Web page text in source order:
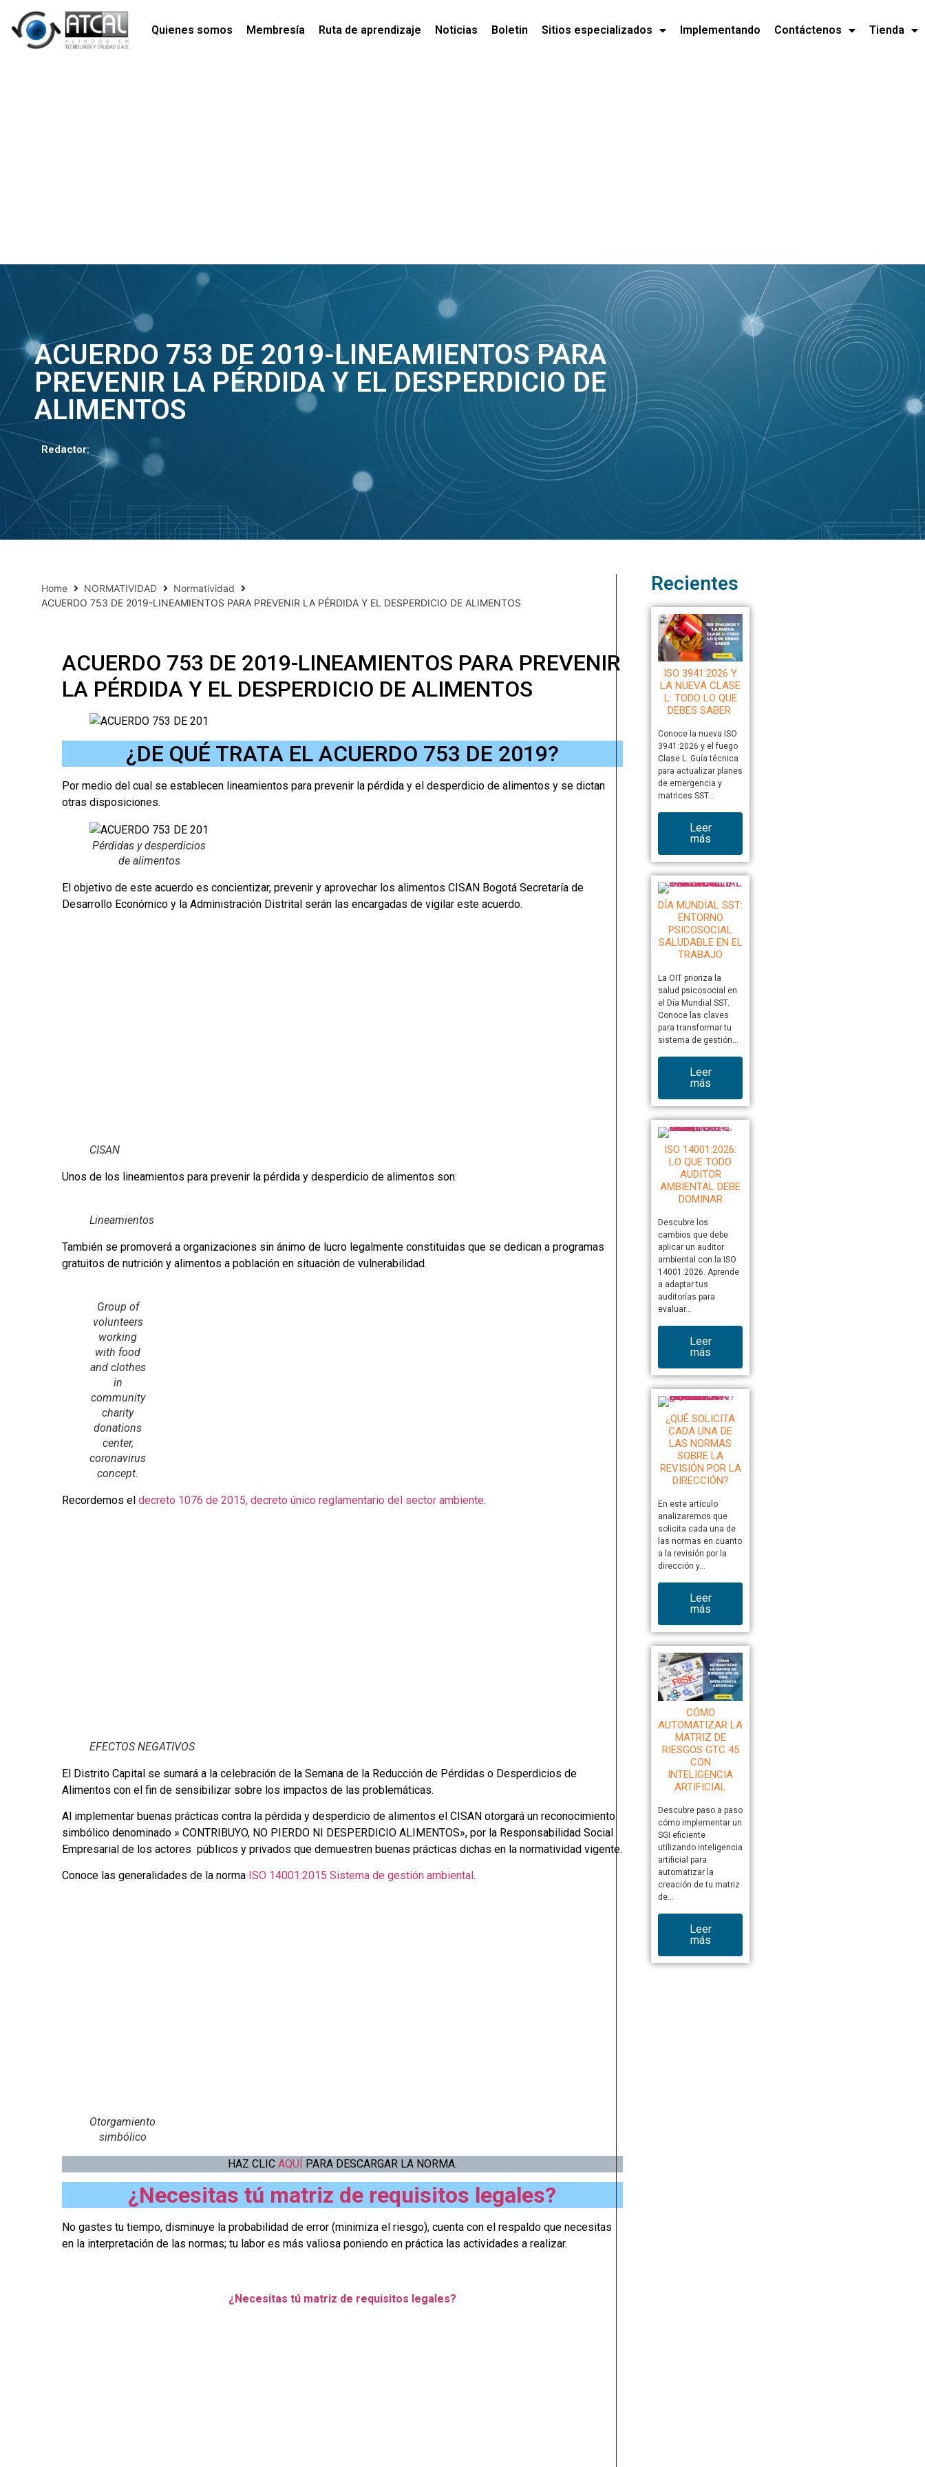
Quienes somos Membresía Ruta de aprendizaje Noticias Boletin Sitios especializados Implementando Contáctenos Tienda
ACUERDO 753 DE 2019-LINEAMIENTOS PARA
PREVENIR LA PÉRDIDA Y EL DESPERDICIO DE
ALIMENTOS
Redactor:
Home NORMATIVIDAD
Normatividad
ACUERDO 753 DE 2019-LINEAMIENTOS PARA PREVENIR LA PÉRDIDA Y EL DESPERDICIO DE ALIMENTOS
ACUERDO 753 DE 2019-LINEAMIENTOS PARA PREVENIR
LA PÉRDIDA Y EL DESPERDICIO DE ALIMENTOS
¿DE QUÉ TRATA EL ACUERDO 753 DE 2019?
Por medio del cual se establecen lineamientos para prevenir la pérdida y el desperdicio de alimentos y se dictan
otras disposiciones.
Pérdidas y desperdicios
de alimentos
El objetivo de este acuerdo es concientizar, prevenir y aprovechar los alimentos CISAN Bogotá Secretaría de
Desarrollo Económico y la Administración Distrital serán las encargadas de vigilar este acuerdo.
CISAN
Unos de los lineamientos para prevenir la pérdida y desperdicio de alimentos son:
Lineamientos
También se promoverá a organizaciones sin ánimo de lucro legalmente constituidas que se dedican a programas
gratuitos de nutrición y alimentos a población en situación de vulnerabilidad.
Group of
volunteers
working
with food
and clothes
in
community
charity
donations
center,
coronavirus
concept.
Recordemos el decreto 1076 de 2015, decreto único reglamentario del sector ambiente.
EFECTOS NEGATIVOS
El Distrito Capital se sumará a la celebración de la Semana de la Reducción de Pérdidas o Desperdicios de
Alimentos con el fin de sensibilizar sobre los impactos de las problemáticas.
Al implementar buenas prácticas contra la pérdida y desperdicio de alimentos el CISAN otorgará un reconocimiento
simbólico denominado » CONTRIBUYO, NO PIERDO NI DESPERDICIO ALIMENTOS», por la Responsabilidad Social
Empresarial de los actores públicos y privados que demuestren buenas prácticas dichas en la normatividad vigente.
Conoce las generalidades de la norma ISO 14001:2015 Sistema de gestión ambiental .
Otorgamiento
simbólico
HAZ CLIC AQUÍ PARA DESCARGAR LA NORMA.
¿Necesitas tú matriz de requisitos legales?
No gastes tu tiempo, disminuye la probabilidad de error (minimiza el riesgo), cuenta con el respaldo que necesitas
en la interpretación de las normas; tu labor es más valiosa poniendo en práctica las actividades a realizar.
¿Necesitas tú matriz de requisitos legales?
Recientes
ISO 3941:2026 Y
LA NUEVA CLASE
L: TODO LO QUE
DEBES SABER
Conoce la nueva ISO
3941:2026 y el fuego
Clase L. Guía técnica
para actualizar planes
de emergencia y
matrices SST…
Leer
más
DÍA MUNDIAL SST:
ENTORNO
PSICOSOCIAL
SALUDABLE EN EL
TRABAJO
La OIT prioriza la
salud psicosocial en
el Día Mundial SST.
Conoce las claves
para transformar tu
sistema de gestión…
Leer
más
ISO 14001:2026:
LO QUE TODO
AUDITOR
AMBIENTAL DEBE
DOMINAR
Descubre los
cambios que debe
aplicar un auditor
ambiental con la ISO
14001:2026. Aprende
a adaptar tus
auditorías para
evaluar…
Leer
más
¿QUÉ SOLICITA
CADA UNA DE
LAS NORMAS
SOBRE LA
REVISIÓN POR LA
DIRECCIÓN?
En este artículo
analizaremos que
solicita cada una de
las normas en cuanto
a la revisión por la
dirección y…
Leer
más
CÓMO
AUTOMATIZAR LA
MATRIZ DE
RIESGOS GTC 45
CON
INTELIGENCIA
ARTIFICIAL
Descubre paso a paso
cómo implementar un
SGI eficiente
utilizando inteligencia
artificial para
automatizar la
creación de tu matriz
de…
Leer
más